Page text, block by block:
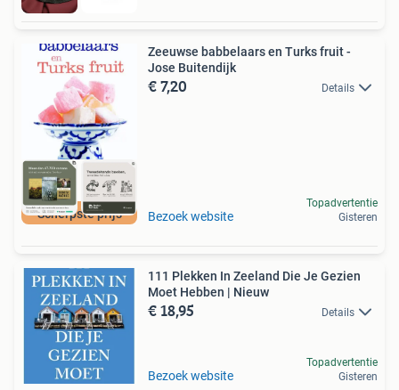
Scherpste prijs
Zeeuwse babbelaars en Turks fruit -
Jose Buitendijk
€ 7,20 Details
Bezoek website
Topadvertentie
Gisteren
111 Plekken In Zeeland Die Je Gezien
Moet Hebben | Nieuw
€ 18,95 Details
Bezoek website
Topadvertentie
Gisteren